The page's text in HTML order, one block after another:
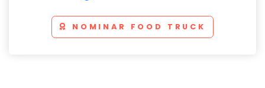
NOMINAR FOOD TRUCK